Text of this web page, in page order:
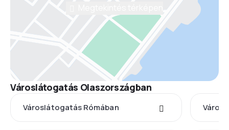
Városlátogatás Olaszországban
Városlátogatás Rómában